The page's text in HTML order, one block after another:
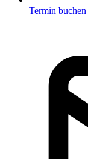
Termin buchen